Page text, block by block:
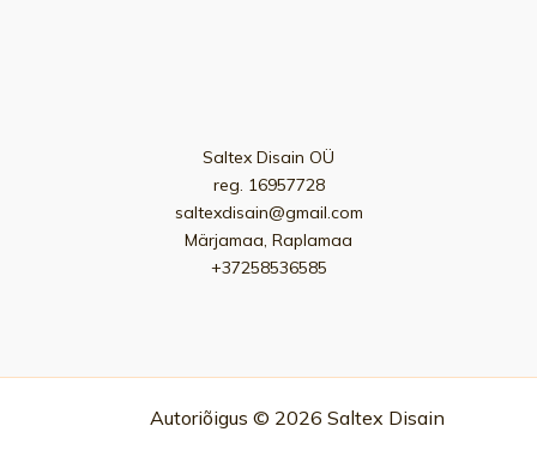
Saltex Disain OÜ
reg. 16957728
saltexdisain@gmail.com
Märjamaa, Raplamaa
+37258536585
Autoriõigus © 2026 Saltex Disain